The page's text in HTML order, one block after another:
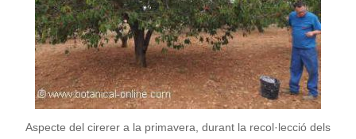
Aspecte del cirerer a la primavera, durant la recol·lecció dels